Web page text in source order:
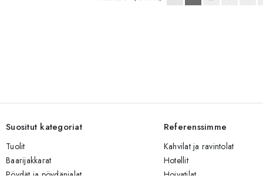
Suositut kategoriat
Tuolit
Baarijakkarat
Pöydät ja pöydänjalat
Referenssimme
Kahvilat ja ravintolat
Hotellit
Hoivatilat